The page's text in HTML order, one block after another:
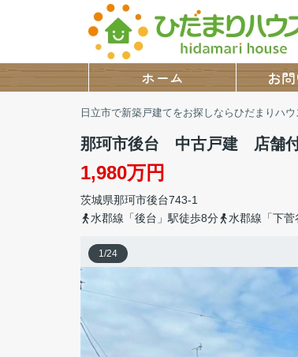
ホーム お
日立市で新築戸建てをお探しならひだまりハ
那珂市後台 中古戸建 店舗
1,980万円
茨城県那珂市後台743-1
水郡線「後台」駅徒歩8分
水郡線「下
1/24